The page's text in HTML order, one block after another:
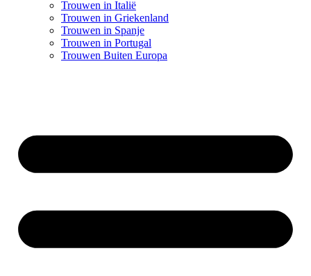
Trouwen in Italië
Trouwen in Griekenland
Trouwen in Spanje
Trouwen in Portugal
Trouwen Buiten Europa